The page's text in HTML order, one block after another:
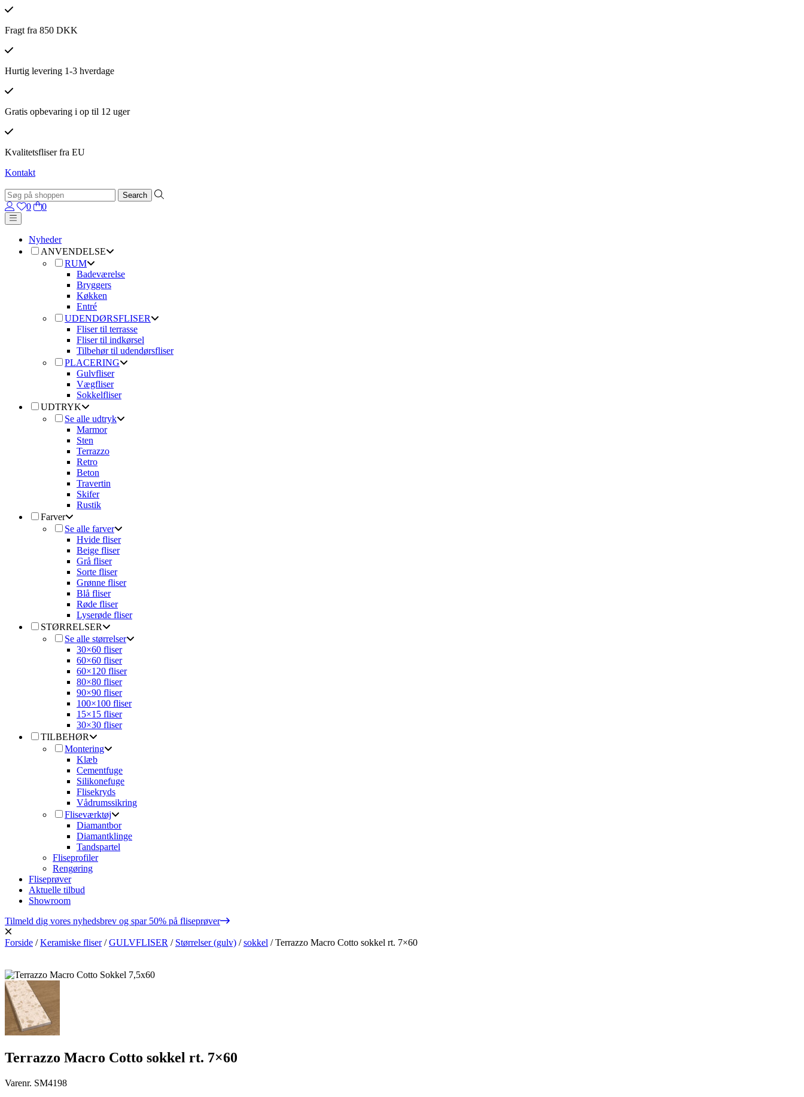
Fragt fra 850 DKK
Hurtig levering 1-3 hverdage
Gratis opbevaring i op til 12 uger
Kvalitetsfliser fra EU
Kontakt
0 0
Nyheder
ANVENDELSE
RUM
Badeværelse
Bryggers
Køkken
Entré
UDENDØRSFLISER
Fliser til terrasse
Fliser til indkørsel
Tilbehør til udendørsfliser
PLACERING
Gulvfliser
Vægfliser
Sokkelfliser
UDTRYK
Se alle udtryk
Marmor
Sten
Terrazzo
Retro
Beton
Travertin
Skifer
Rustik
Farver
Se alle farver
Hvide fliser
Beige fliser
Grå fliser
Sorte fliser
Grønne fliser
Blå fliser
Røde fliser
Lyserøde fliser
STØRRELSER
Se alle størrelser
30×60 fliser
60×60 fliser
60×120 fliser
80×80 fliser
90×90 fliser
100×100 fliser
15×15 fliser
30×30 fliser
TILBEHØR
Montering
Klæb
Cementfuge
Silikonefuge
Flisekryds
Vådrumssikring
Fliseværktøj
Diamantbor
Diamantklinge
Tandspartel
Fliseprofiler
Rengøring
Fliseprøver
Aktuelle tilbud
Showroom
Tilmeld dig vores nyhedsbrev og spar 50% på fliseprøver
Forside /Keramiske fliser/GULVFLISER / Størrelser (gulv) /sokkel /Terrazzo Macro Cotto sokkel rt. 7×60
Terrazzo Macro Cotto sokkel rt. 7×60
Varenr. SM4198